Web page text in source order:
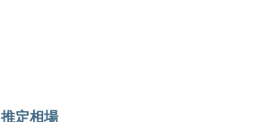
推定相場